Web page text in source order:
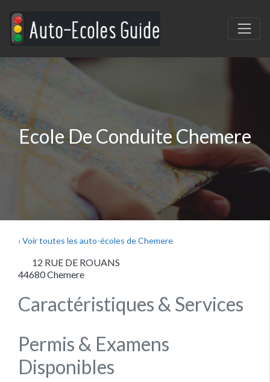
Ecole De Conduite Chemere
‹ Voir toutes les auto-écoles de Chemere
12 RUE DE ROUANS
44680Chemere
Caractéristiques & Services
Permis & Examens
Disponibles